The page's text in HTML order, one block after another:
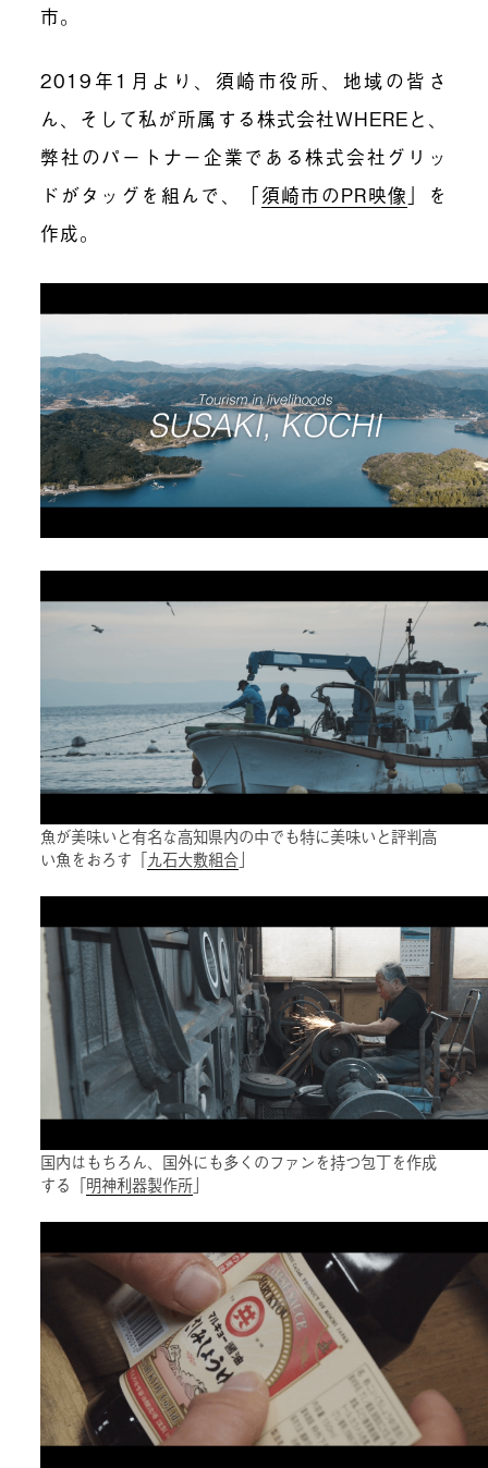
市。
2019年1月より、須崎市役所、地域の皆さ
ん、そして私が所属する株式会社WHEREと、
弊社のパートナー企業である株式会社グリッ
ドがタッグを組んで、「須崎市のPR映像 」を
作成。
魚が美味いと有名な高知県内の中でも特に美味いと評判高
い魚をおろす「九石大敷組合」
国内はもちろん、国外にも多くのファンを持つ包丁を作成
する「明神利器製作所」